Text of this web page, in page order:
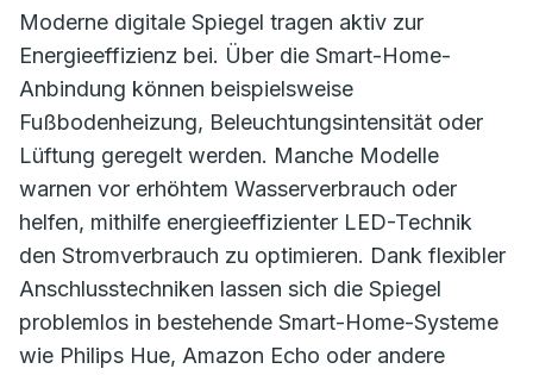
Moderne digitale Spiegel tragen aktiv zur
Energieeffizienz bei. Über die Smart-Home-
Anbindung können beispielsweise
Fußbodenheizung, Beleuchtungsintensität oder
Lüftung geregelt werden. Manche Modelle
warnen vor erhöhtem Wasserverbrauch oder
helfen, mithilfe energieeffizienter LED-Technik
den Stromverbrauch zu optimieren. Dank flexibler
Anschlusstechniken lassen sich die Spiegel
problemlos in bestehende Smart-Home-Systeme
wie Philips Hue, Amazon Echo oder andere